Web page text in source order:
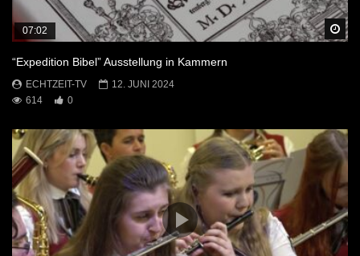
07:02
“Expedition Bibel” Ausstellung in Kammern
ECHTZEIT-TV
12. JUNI 2024
614
0